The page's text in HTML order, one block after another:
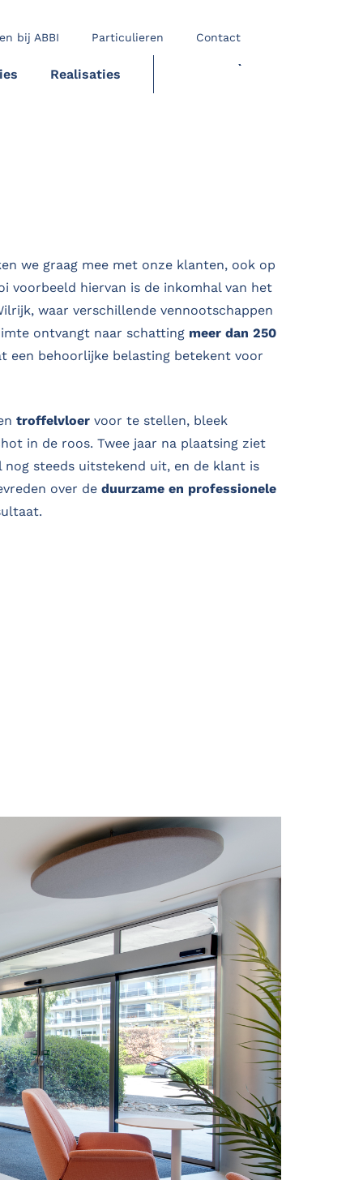
bij ABBI Particulieren Contact
Realisaties
we graag mee met onze klanten, ook op
voorbeeld hiervan is de inkomhal van het
waar verschillende vennootschappen
ontvangt naar schatting meer dan 250
een behoorlijke belasting betekent voor
troffelvloer voor te stellen, bleek
in de roos. Twee jaar na plaatsing ziet
steeds uitstekend uit, en de klant is
over de duurzame en professionele